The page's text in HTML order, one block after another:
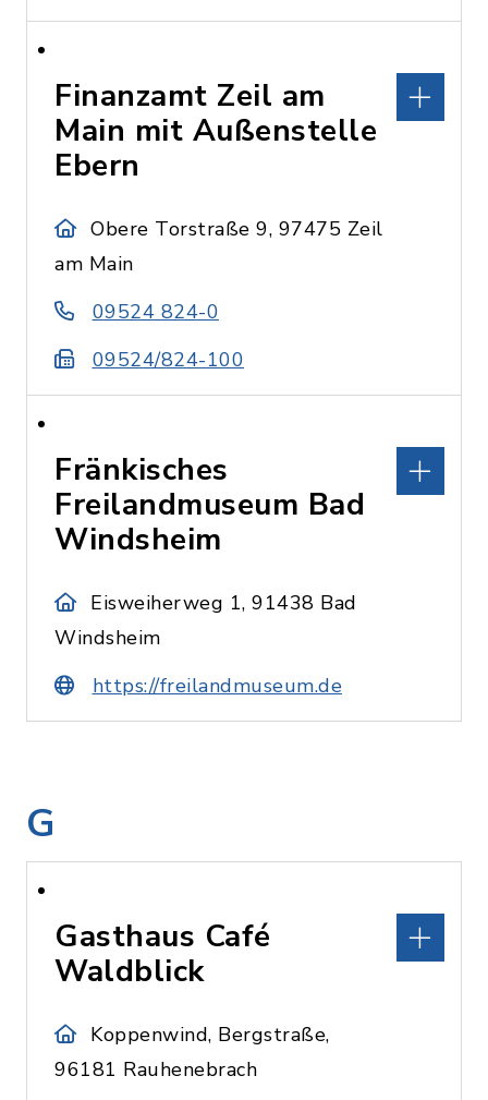
Finanzamt Zeil am
Main mit Außenstelle
Ebern
Obere Torstraße 9, 97475 Zeil
am Main
09524 824-0
09524/824-100
Fränkisches
Freilandmuseum Bad
Windsheim
Eisweiherweg 1, 91438 Bad
Windsheim
https://freilandmuseum.de
G
Gasthaus Café
Waldblick
Koppenwind, Bergstraße,
96181 Rauhenebrach